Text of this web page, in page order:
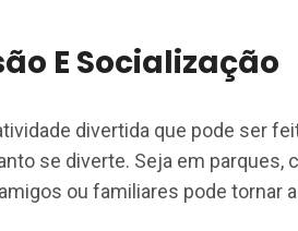
E Socialização
divertida que pode ser
se diverte. Seja em
ou familiares pode tornar